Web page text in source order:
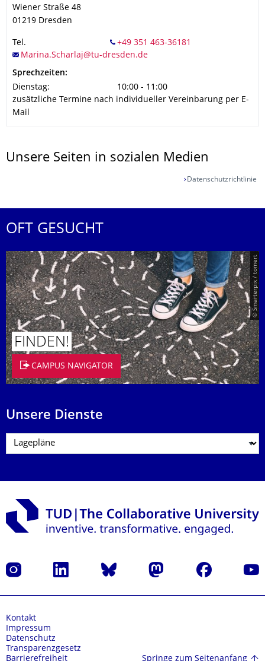
Wiener Straße 48
01219 Dresden
Tel.
Sprechzeiten:
Dienstag:
10:00 - 11:00
zusätzliche Termine nach individueller Vereinbarung per E-
Mail
Unsere Seiten in sozialen Medien
Datenschutzrichtlinie
OFT GESUCHT
© Smarterpix / tomert
FINDEN!
CAMPUS NAVIGATOR
Unsere Dienste
Instagram LinkedIn Bluesky Mastodon Facebook
Kontakt
Impressum
Datenschutz
Transparenzgesetz
Barrierefreiheit
Springe zum Seitenanfang